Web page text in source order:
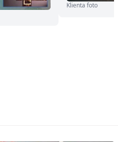
Klienta foto